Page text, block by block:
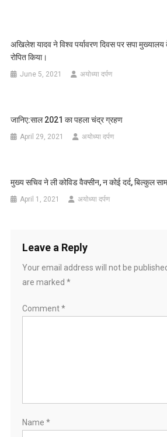
अखिलेश यादव ने विश्व पर्यावरण दिवस पर सपा मुख्यालय
रोपित किया।
June 5, 2021 अयोध्या दर्पण
जानिए:साल 2021 का पहला चंद्र ग्रहण
April 29, 2021 अयोध्या दर्पण
मुख्य सचिव ने ली कोविड वैक्सीन, न कोई दर्द, बिल्कुल
April 1, 2021 अयोध्या दर्पण
Leave a Reply
Your email address will not be
are marked *
Comment*
Name *